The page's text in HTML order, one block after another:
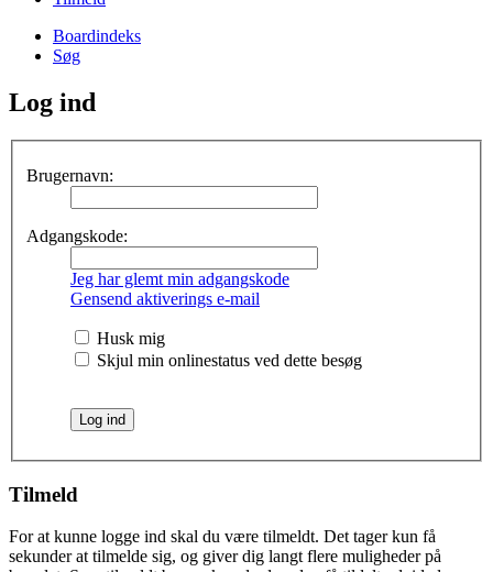
Boardindeks
Søg
Log ind
Brugernavn:
Adgangskode:
Jeg har glemt min adgangskode
Gensend aktiverings e-mail
Husk mig
Skjul min onlinestatus ved dette besøg
Tilmeld
For at kunne logge ind skal du være tilmeldt. Det tager kun få
sekunder at tilmelde sig, og giver dig langt flere muligheder på